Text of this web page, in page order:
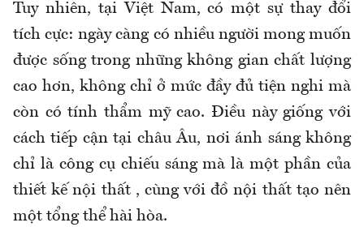
Tuy nhiên, tại Việt Nam, có một sự thay đổi
tích cực: ngày càng có nhiều người mong muốn
được sống trong những không gian chất lượng
cao hơn, không chỉ ở mức đầy đủ tiện nghi mà
còn có tính thẩm mỹ cao. Điều này giống với
cách tiếp cận tại châu Âu, nơi ánh sáng không
chỉ là công cụ chiếu sáng mà là một phần của
thiết kế nội thất , cùng với đồ nội thất tạo nên
một tổng thể hài hòa.